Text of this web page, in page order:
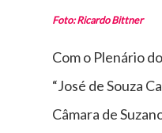
Foto: Ricardo Bittner
Com o Plenário
“José de Souza
Câmara de